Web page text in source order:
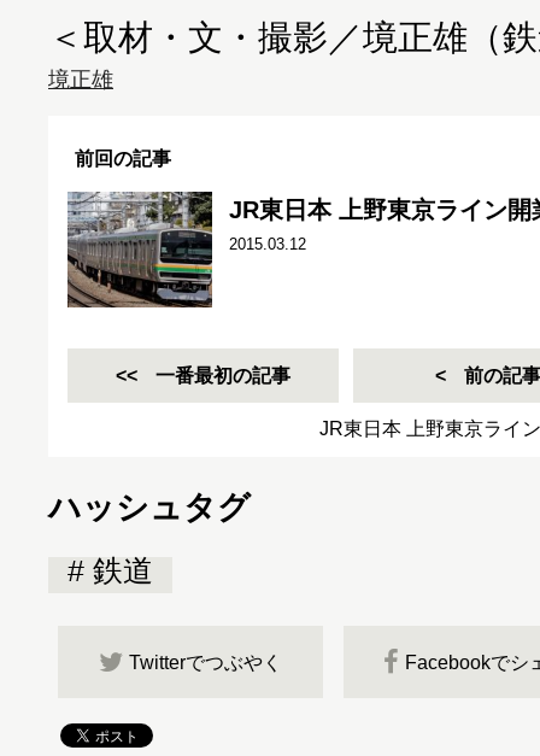
＜取材・文・撮影／境正雄（
境正雄
前回の記事
JR東日本 上野東京ライン
2015.03.12
一番最初の記事 前の記事
JR東日本 上野東京ライ
ハッシュタグ
鉄道
Twitterでつぶやく Facebookでシ